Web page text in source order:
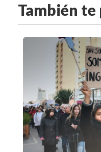
También te